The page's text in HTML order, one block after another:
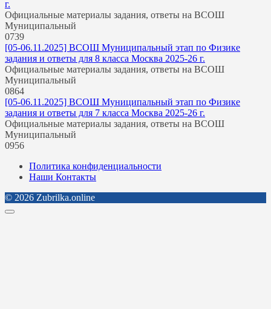
г.
Официальные материалы задания, ответы на ВСОШ
Муниципальный
0739
[05-06.11.2025] ВСОШ Муниципальный этап по Физике
задания и ответы для 8 класса Москва 2025-26 г.
Официальные материалы задания, ответы на ВСОШ
Муниципальный
0864
[05-06.11.2025] ВСОШ Муниципальный этап по Физике
задания и ответы для 7 класса Москва 2025-26 г.
Официальные материалы задания, ответы на ВСОШ
Муниципальный
0956
Политика конфиденциальности
Наши Контакты
© 2026 Zubrilka.online